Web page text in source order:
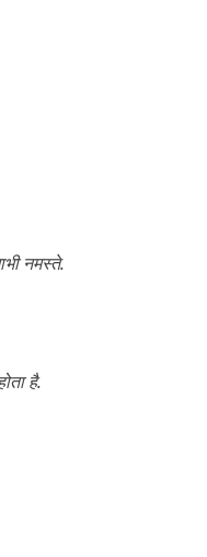
नमस्ते.
है.